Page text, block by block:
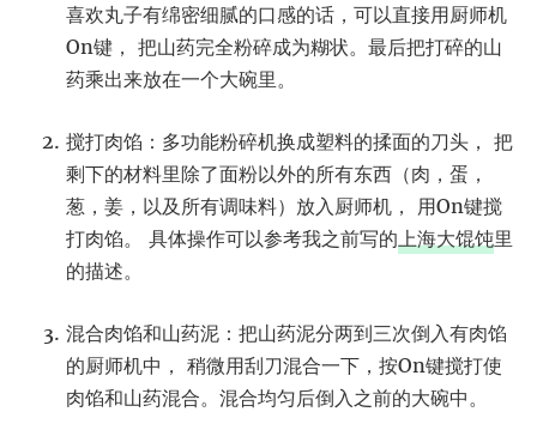
喜欢丸子有绵密细腻的口感的话，可以直接用厨师机
On键， 把山药完全粉碎成为糊状。最后把打碎的山
药乘出来放在一个大碗里。
搅打肉馅：多功能粉碎机换成塑料的揉面的刀头， 把
剩下的材料里除了面粉以外的所有东西（肉，蛋，
葱，姜，以及所有调味料）放入厨师机， 用On键搅
打肉馅。 具体操作可以参考我之前写的 上海大馄饨里
的描述。
混合肉馅和山药泥：把山药泥分两到三次倒入有肉馅
的厨师机中， 稍微用刮刀混合一下，按On键搅打使
肉馅和山药混合。混合均匀后倒入之前的大碗中。